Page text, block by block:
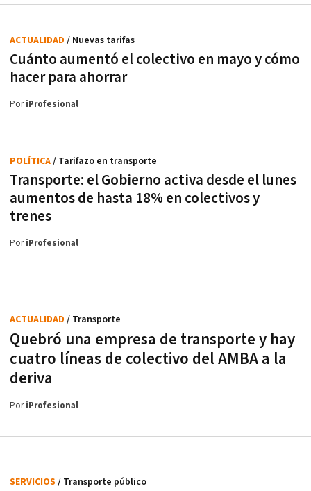
Cuánto aumentó el colectivo en mayo y cómo
hacer para ahorrar
ACTUALIDAD / Nuevas tarifas
PoriProfesional
Transporte: el Gobierno activa desde el lunes
aumentos de hasta 18% en colectivos y
trenes
POLÍTICA/ Tarifazo en transporte
PoriProfesional
Quebró una empresa de transporte y hay
cuatro líneas de colectivo del AMBA a la
deriva
ACTUALIDAD / Transporte
PoriProfesional
SERVICIOS / Transporte público